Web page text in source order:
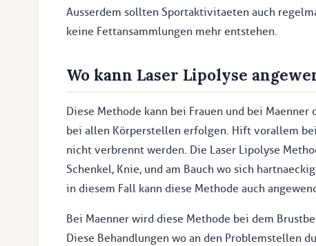
Ausserdem sollten Sportaktivitaeten auch
keine Fettansammlungen mehr entstehen.
Wo kann Laser Lipolyse
Diese Methode kann bei Frauen und bei
bei allen Körperstellen erfolgen. Hift vorallem
nicht verbrennt werden. Die Laser Lipolyse
Schenkel, Knie, und am Bauch wo sich
in diesem Fall kann diese Methode auch
Bei Maenner wird diese Methode bei dem
Diese Behandlungen wo an den Problemstellen